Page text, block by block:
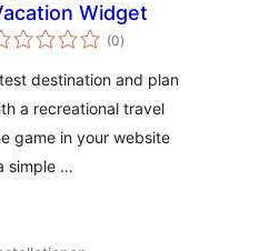
Widget
(0Bewertungen
insgesamt
)
destination and plan
a recreational travel
game in your website
simple …